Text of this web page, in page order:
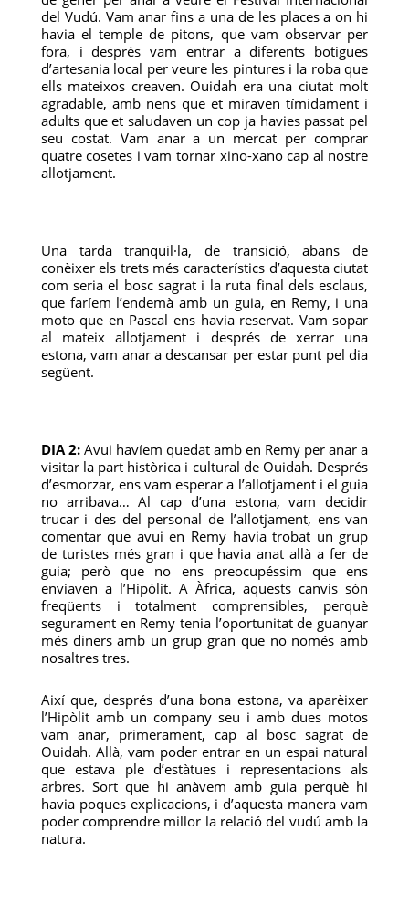
del Vudú. Vam anar fins a una de les places a on hi
havia el temple de pitons, que vam observar per
fora, i després vam entrar a diferents botigues
d’artesania local per veure les pintures i la roba que
ells mateixos creaven. Ouidah era una ciutat molt
agradable, amb nens que et miraven tímidament i
adults que et saludaven un cop ja havies passat pel
seu costat. Vam anar a un mercat per comprar
quatre cosetes i vam tornar xino-xano cap al nostre
allotjament.
Una tarda tranquil·la, de transició, abans de
conèixer els trets més característics d’aquesta ciutat
com seria el bosc sagrat i la ruta final dels esclaus,
que faríem l’endemà amb un guia, en Remy, i una
moto que en Pascal ens havia reservat. Vam sopar
al mateix allotjament i després de xerrar una
estona, vam anar a descansar per estar punt pel dia
següent.
DIA 2:Avui havíem quedat amb en Remy per anar a
visitar la part històrica i cultural de Ouidah. Després
d’esmorzar, ens vam esperar a l’allotjament i el guia
no arribava… Al cap d’una estona, vam decidir
trucar i des del personal de l’allotjament, ens van
comentar que avui en Remy havia trobat un grup
de turistes més gran i que havia anat allà a fer de
guia; però que no ens preocupéssim que ens
enviaven a l’Hipòlit. A Àfrica, aquests canvis són
freqüents i totalment comprensibles, perquè
segurament en Remy tenia l’oportunitat de guanyar
més diners amb un grup gran que no només amb
nosaltres tres.
Així que, després d’una bona estona, va aparèixer
l’Hipòlit amb un company seu i amb dues motos
vam anar, primerament, cap al bosc sagrat de
Ouidah. Allà, vam poder entrar en un espai natural
que estava ple d’estàtues i representacions als
arbres. Sort que hi anàvem amb guia perquè hi
havia poques explicacions, i d’aquesta manera vam
poder comprendre millor la relació del vudú amb la
natura.